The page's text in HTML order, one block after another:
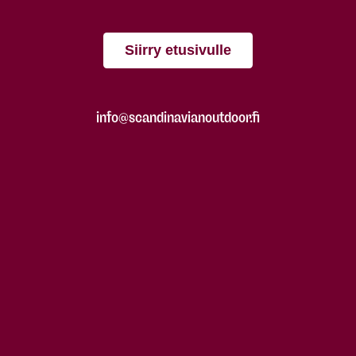
Siirry etusivulle
info@scandinavianoutdoor.fi